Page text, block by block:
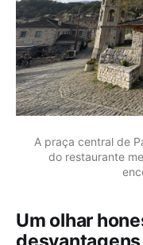
A praça central de
do restaurante
Um olhar